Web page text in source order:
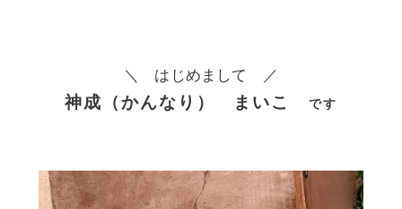
＼ はじめまして ／
神成（かんなり） まいこ です